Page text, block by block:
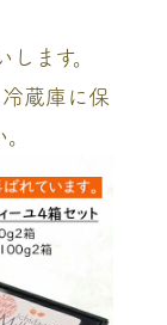
ます。
蔵庫に保